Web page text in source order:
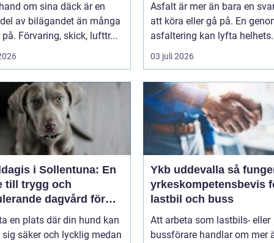
om sina däck är en
av bilägandet än många
Förvaring, skick, lufttr...
Asfalt är mer än bara en
att köra eller gå på. En
asfaltering kan lyfta
03 juli 2026
i Sollentuna: En
till trygg och
dagvård för
en plats där din hund kan
säker och lycklig medan
Ykb uddevalla så fungerar
yrkeskompetensbevis
lastbil och buss
Att arbeta som lastbils- eller
bussförare handlar om mer